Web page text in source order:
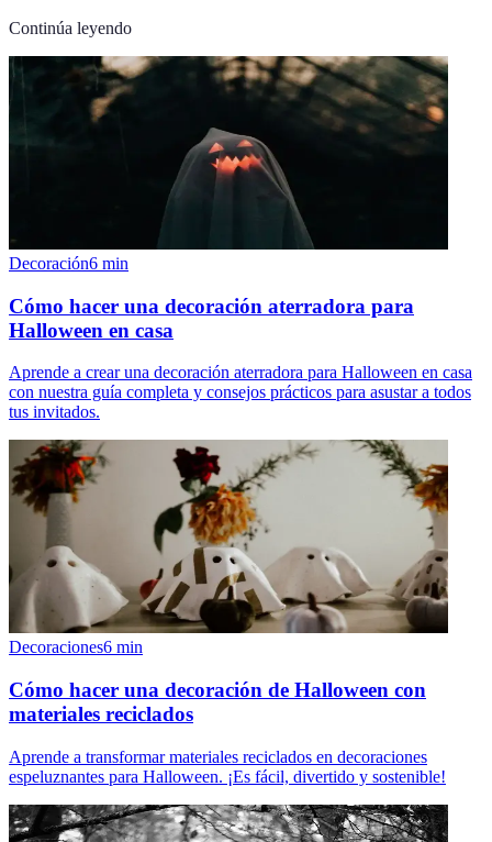
Continúa leyendo
Decoración6 min
Cómo hacer una decoración aterradora para
Halloween en casa
Aprende a crear una decoración aterradora para Halloween en casa
con nuestra guía completa y consejos prácticos para asustar a todos
tus invitados.
Decoraciones6 min
Cómo hacer una decoración de Halloween con
materiales reciclados
Aprende a transformar materiales reciclados en decoraciones
espeluznantes para Halloween. ¡Es fácil, divertido y sostenible!